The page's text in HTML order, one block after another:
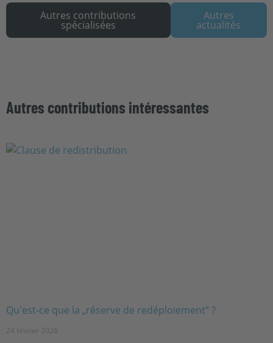
Autres contributions
spécialisées
Autres
actualités
Autres contributions intéressantes
Qu'est-ce que la „réserve de redéploiement“ ?
24 février 2026